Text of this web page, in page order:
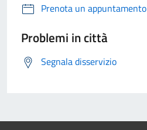
Prenota un appuntamento
Problemi in città
Segnala disservizio